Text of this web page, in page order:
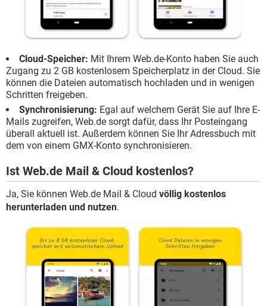
Cloud-Speicher: Mit Ihrem Web.de-Konto haben Sie auch
Zugang zu 2 GB kostenlosem Speicherplatz in der Cloud. Sie
können die Dateien automatisch hochladen und in wenigen
Schritten freigeben.
Synchronisierung: Egal auf welchem Gerät Sie auf Ihre E-
Mails zugreifen, Web.de sorgt dafür, dass Ihr Posteingang
überall aktuell ist. Außerdem können Sie Ihr Adressbuch mit
dem von einem GMX-Konto synchronisieren.
Ist Web.de Mail & Cloud kostenlos?
Ja, Sie können Web.de Mail & Cloud völlig kostenlos
herunterladen und nutzen.